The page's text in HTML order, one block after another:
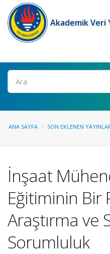
Akademik Veri
Ara
ANA SAYFA SON EKLENEN
İnşaat
Eğitiminin Bir
Araştırma ve
Sorumluluk